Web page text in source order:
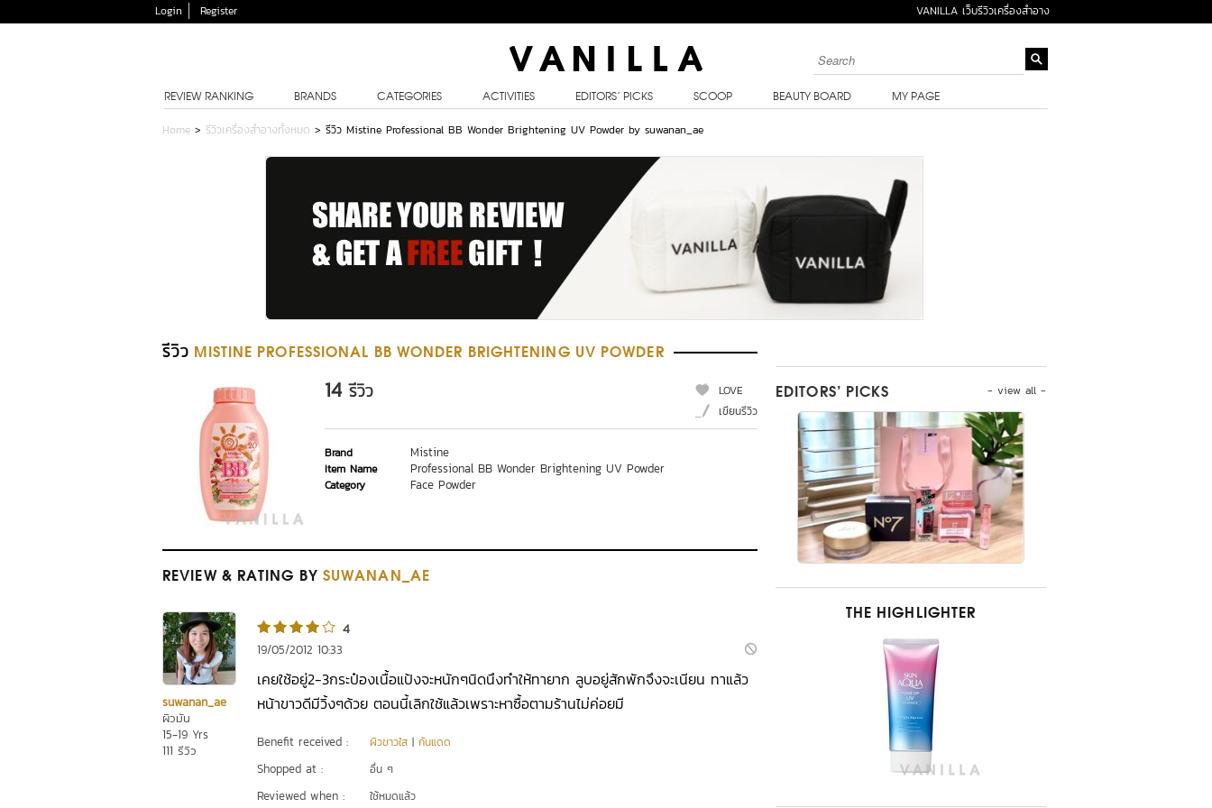
Login Register VANILLA เว็บรีวิวเครื่องสำอาง
REVIEW RANKING BRANDS CATEGORIES ACTIVITIES EDITORS’ PICKS SCOOP BEAUTY BOARD MY PAGE
Home > รีวิวเครื่องสำอางทั้งหมด > รีวิว Mistine Professional BB Wonder Brightening UV Powder by suwanan_ae
รีวิว MISTINE PROFESSIONAL BB WONDER BRIGHTENING UV POWDER
14 รีวิว
LOVE
เขียนรีวิว
Brand Mistine
Item Name Professional BB Wonder Brightening UV Powder
Category Face Powder
REVIEW & RATING BY SUWANAN_AE
suwanan_ae
ผิวมัน
15-19 Yrs
111 รีวิว
4
19/05/2012 10:33
เคยใช้อยู่2-3กระป๋องเนื้อแป้งจะหนักๆนิดนึงทำให้ทายาก ลูบอยู่สักพักจึงจะเนียน ทาแล้ว
หน้าขาวดีมีวิ้งๆด้วย ตอนนี้เลิกใช้แล้วเพราะหาซื้อตามร้านไม่ค่อยมี
Benefit received : ผิวขาวใส | กันแดด
Shopped at : อื่น ๆ
Reviewed when : ใช้หมดแล้ว
- view all -
EDITORS’ PICKS
THE HIGHLIGHTER